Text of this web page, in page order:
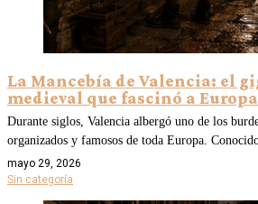
La Mancebía de Valencia: el
medieval que fascinó a Europa
Durante siglos, Valencia albergó uno de los
organizados y famosos de toda Europa.
mayo 29, 2026
Sin categoría